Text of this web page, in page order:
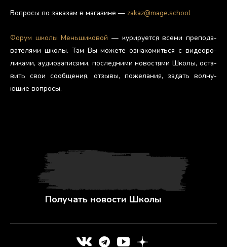
Воп­ро­сы по за­казам в ма­гази­не — zakaz@mage.school
Фо­рум шко­лы Мень­ши­ковой — ку­риру­ет­ся все­ми пре­пода­
вате­лями шко­лы. Там Вы мо­жете оз­на­комить­ся с ви­де­оро­
лика­ми, а­уди­оза­пися­ми, пос­ледни­ми но­вос­тя­ми Шко­лы, ос­та­
вить свои со­об­ще­ния, от­зы­вы, по­жела­ния, за­дать вол­ну­
ющие воп­ро­сы.
Получать новости Школы